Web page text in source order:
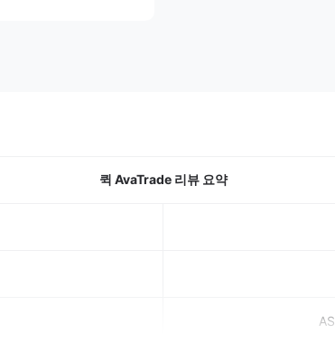
퀵 AvaTrade 리뷰 요약